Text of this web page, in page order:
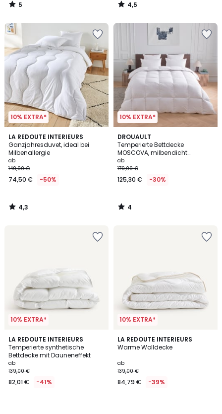
5
/
4,5
/
10% EXTRA*
LA REDOUTE INTERIEURS
Ganzjahresduvet, ideal bei
Milbenallergie
ab
149,00 €
74,50 € -50%
4,3
/ 5
4,3
/
10% EXTRA*
DROUAULT
Temperierte Bettdecke
MOSCOVA, milbendicht
behandelt
ab
179,00 €
125,30 € -30%
4
/
5
4
/
10% EXTRA*
LA REDOUTE INTERIEURS
Temperierte synthetische
Bettdecke mit Dauneneffekt
ab
139,00 €
82,01 € -41%
10% EXTRA*
LA REDOUTE INTERIEURS
Warme Wolldecke
ab
139,00 €
84,79 € -39%